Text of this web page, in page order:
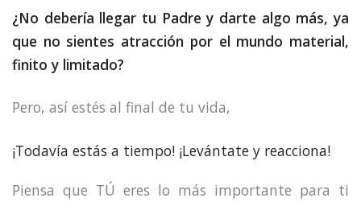
¿No debería llegar tu Padre y darte algo más, ya
que no sientes atracción por el mundo material,
finito y limitado?
Pero, así estés al final de tu vida,
¡Todavía estás a tiempo! ¡Levántate y reacciona!
Piensa que TÚ eres lo más importante para ti